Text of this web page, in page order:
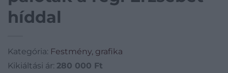
híddal
Kategória: Festmény, grafika
Kikiáltási ár: 280 000 Ft